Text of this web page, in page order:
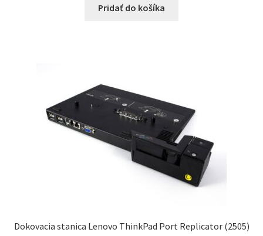
Pridať do košíka
Dokovacia stanica Lenovo ThinkPad Port Replicator (2505)